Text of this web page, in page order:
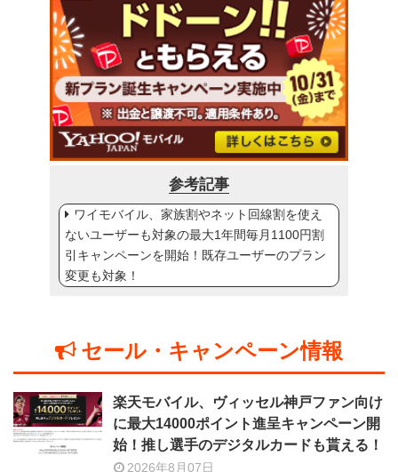
参考記事
ワイモバイル、家族割やネット回線割を使え
ないユーザーも対象の最大1年間毎月1100円割
引キャンペーンを開始！既存ユーザーのプラン
変更も対象！
セール・キャンペーン情報
楽天モバイル、ヴィッセル神戸ファン向け
に最大14000ポイント進呈キャンペーン開
始！推し選手のデジタルカードも貰える！
2026年8月07日